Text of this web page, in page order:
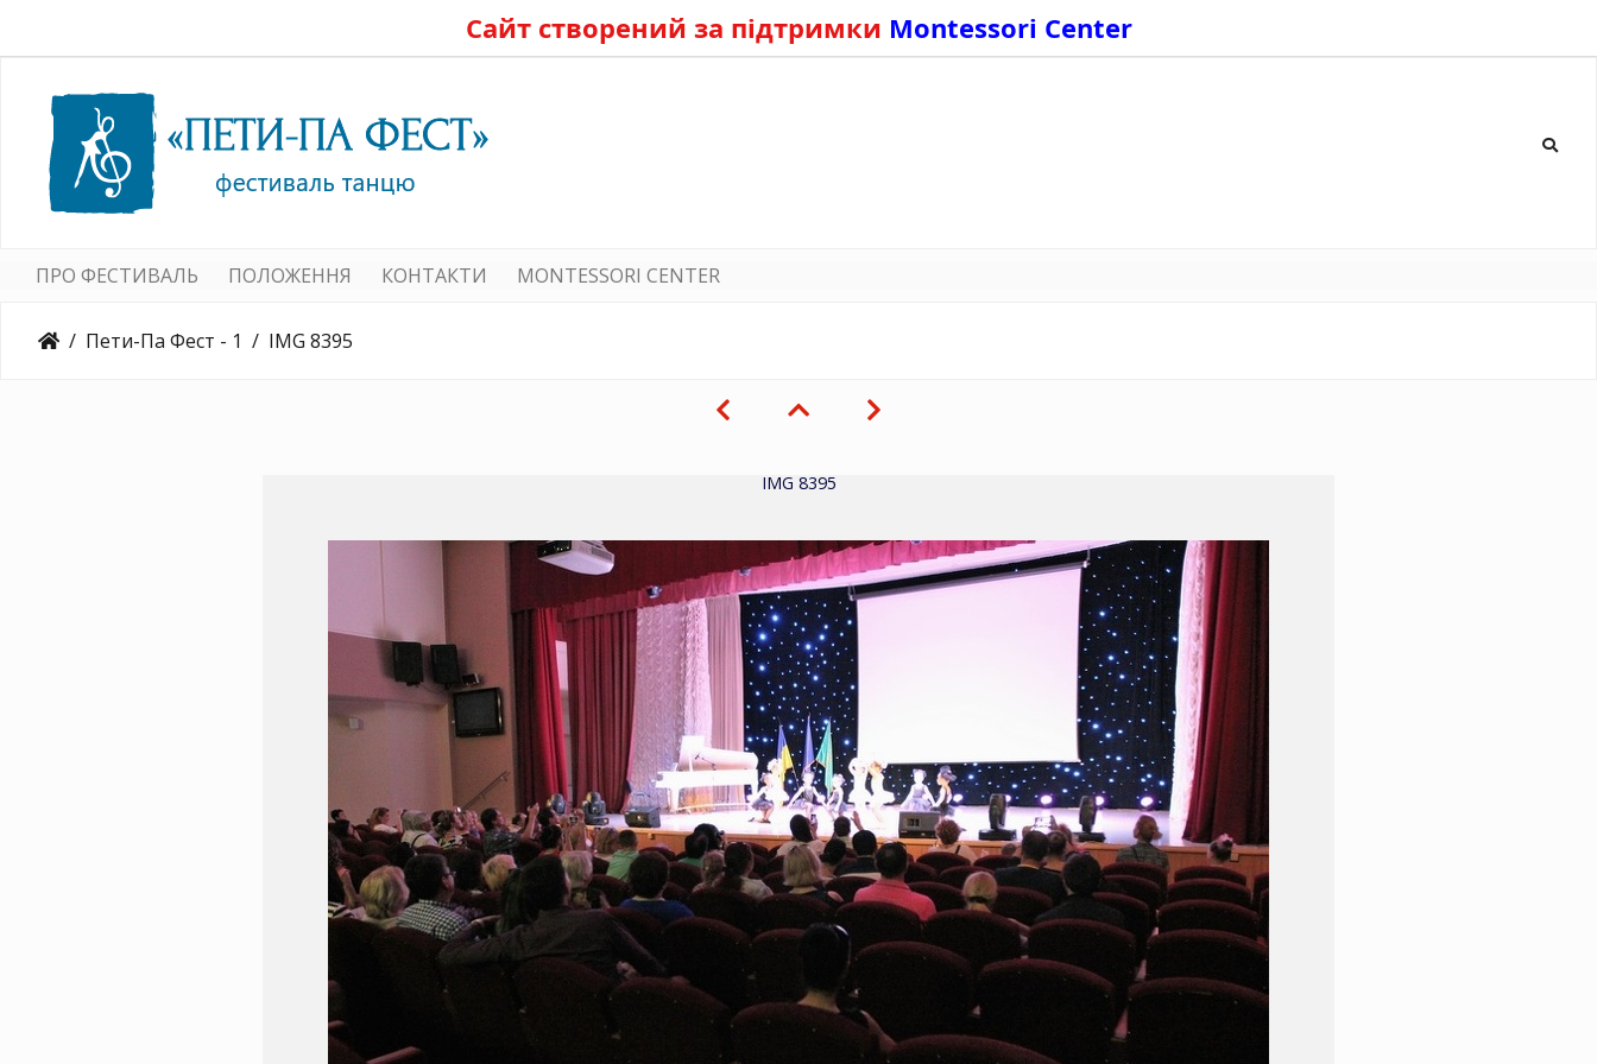
Сайт створений за підтримки Montessori Center
ПРО ФЕСТИВАЛЬ ПОЛОЖЕННЯ КОНТАКТИ MONTESSORI CENTER
Пети-Па Фест - 1 IMG 8395
IMG 8395